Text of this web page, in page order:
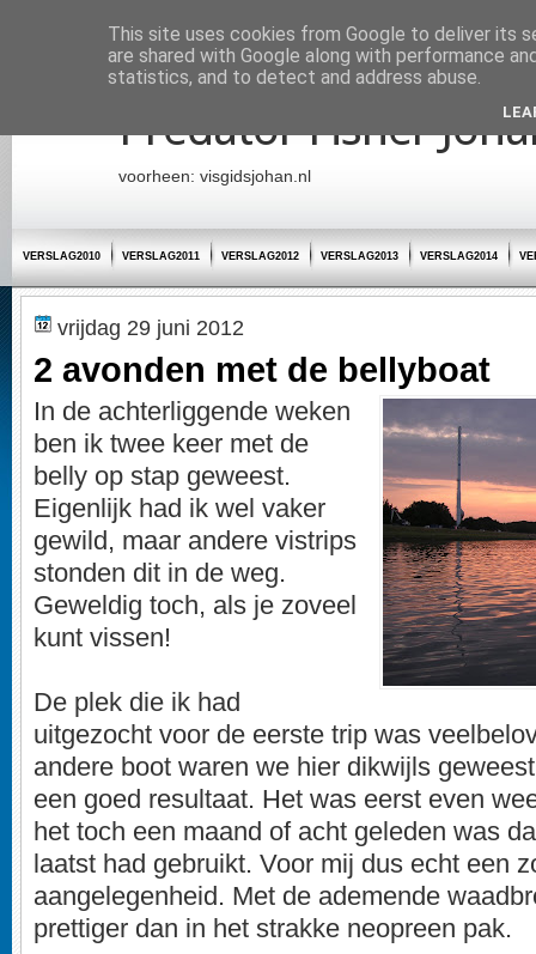
Startpagina
Predator Fisher
voorheen: visgidsjohan.nl
VERSLAG2010 VERSLAG2011 VERSLAG2012 VERSLAG2013 VERSLAG2014
vrijdag 29 juni 2012
2 avonden met de bellyboat
In de achterliggende weken
ben ik twee keer met de
belly op stap geweest.
Eigenlijk had ik wel vaker
gewild, maar andere vistrips
stonden dit in de weg.
Geweldig toch, als je zoveel
kunt vissen!
De plek die ik had
uitgezocht voor de eerste trip was
andere boot waren we hier dikwijls
een goed resultaat. Het was eerst even
het toch een maand of acht geleden was
laatst had gebruikt. Voor mij dus echt een
aangelegenheid. Met de ademende
prettiger dan in het strakke neopreen pak.
This site uses cookies from Google to deliver its
are shared with Google along with performance
statistics, and to detect and address abuse.